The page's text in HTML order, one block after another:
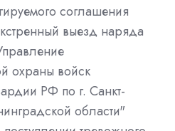
соглашения
выезд наряда
охраны войск
РФ по г. Санкт-
области"